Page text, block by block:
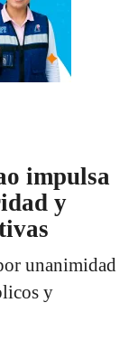
impulsa
y
unanimidad
y